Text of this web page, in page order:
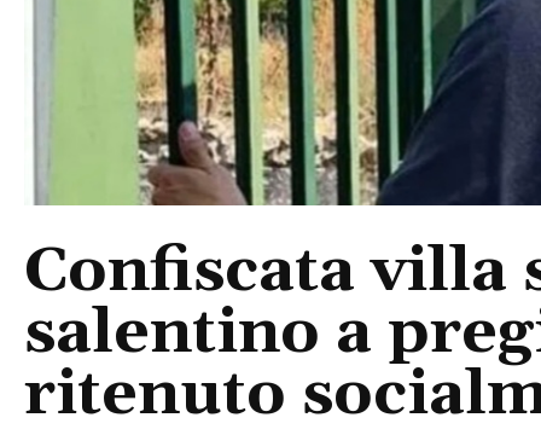
Confiscata villa
salentino a
ritenuto